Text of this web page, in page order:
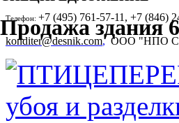
Телефон: +7 (495) 761-57-11, +7 (846)
konditer@desnik.com,ООО "НПО
Продажа здания